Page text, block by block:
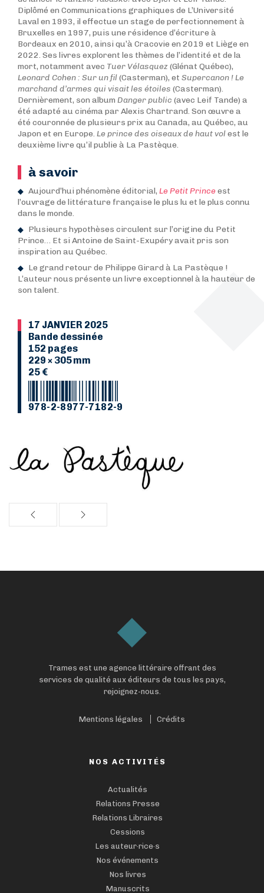
Diplômé en Communications graphiques de L’Université
Laval en 1993, il effectue un stage de perfectionnement à
Bruxelles en 1997, puis une résidence d’écriture à
Bordeaux en 2010, ainsi qu’à Cracovie en 2019 et Liège en
2022. Ses livres explorent les thèmes de l’identité et de la
mort, notamment avec Tuer Vélasquez(Glénat Québec),
Leonard Cohen : Sur un fil(Casterman), et Supercanon ! Le
marchand d’armes qui visait les étoiles (Casterman).
Dernièrement, son album Danger public (avec Leif Tande) a
été adapté au cinéma par Alexis Chartrand. Son œuvre a
été couronnée de plusieurs prix au Canada, au Québec, au
Japon et en Europe. Le prince des oiseaux de haut volest le
deuxième livre qu’il publie à La Pastèque.
à savoir
Aujourd’hui phénomène éditorial, Le Petit Princeest
l’ouvrage de littérature française le plus lu et le plus connu
dans le monde.
Plusieurs hypothèses circulent sur l’origine du Petit
Prince… Et si Antoine de Saint-Exupéry avait pris son
inspiration au Québec.
Le grand retour de Philippe Girard à La Pastèque !
L’auteur nous présente un livre exceptionnel à la hauteur de
son talent.
17 JANVIER 2025
Bande dessinée
152 pages
229 × 305 mm
25 €
978-2-8977-7182-9
Trames est une agence littéraire offrant des
services de qualité aux éditeurs de tous les pays,
rejoignez-nous.
Mentions légales Crédits
NOS ACTIVITÉS
Actualités
Relations Presse
Relations Libraires
Cessions
Les auteur·rice·s
Nos événements
Nos livres
Manuscrits